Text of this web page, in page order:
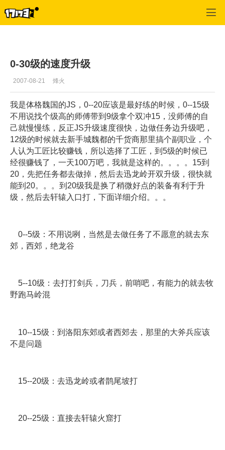
0-30级的速度升级
2007-08-21 烽火
我是体格魏国的JS，0--20应该是最好练的时候，0--15级
不用说找个级高的师傅带到9级拿个双冲15，没师傅的自
己就慢慢练，反正JS升级速度很快，边做任务边升级吧，
12级的时候就去新手城魏都的千货商那里搞个副职业，个
人认为工匠比较赚钱，所以选择了工匠，到5级的时候已
经很赚钱了，一天100万吧，我就是这样的。。。。15到
20，先把任务都去做掉，然后去迅龙岭开双升级，很快就
能到20。。。到20级我是换了稍微好点的装备有利于升
级，然后去轩辕入口打，下面详细介绍。。。
0--5级：不用说咧，当然是去做任务了不愿意的就去东
郊，西郊，绝龙谷
5--10级：去打打剑兵，刀兵，前哨吧，有能力的就去牧
野跑马岭混
10--15级：到洛阳东郊或者西郊去，那里的大斧兵应该
不是问题
15--20级：去迅龙岭或者鹊尾坡打
20--25级：直接去轩辕火窟打